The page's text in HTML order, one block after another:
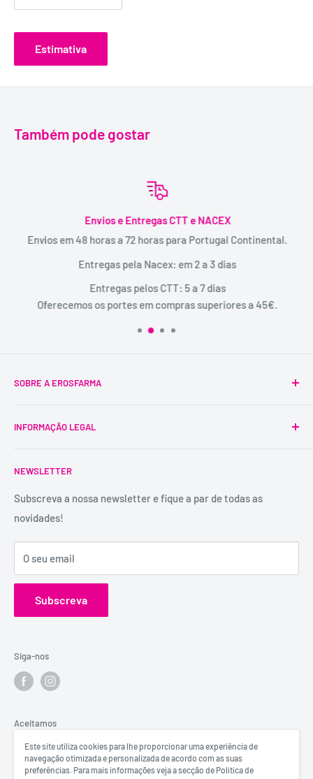
Estimativa
Também pode gostar
Envios e Entregas CTT e NACEX
Envios em 48 horas a 72 horas para Portugal Continental.
Entregas pela Nacex: em 2 a 3 dias
Entregas pelos CTT: 5 a 7 dias
Oferecemos os portes em compras superiores a 45€.
SOBRE A EROSFARMA
Portugal, pioneira na venda de produtos íntimos para
É uma marca registada, tem mais de 29 anos de
aconselhamento e atendimento personalizados e
Visita o Blog de Sexo e Amor da Erosfarma.
INFORMAÇÃO LEGAL
Trocas e Devoluções
Política de Privacidade
Contactos
Catálogos
NEWSLETTER
Subscreva a nossa newsletter e fique a par de todas as
novidades!
O seu email
Subscreva
Siga-nos
Aceitamos
Este site utiliza cookies para lhe proporcionar uma experiência de
navegação otimizada e personalizada de acordo com as suas
preferências. Para mais informações veja a secção de Política de